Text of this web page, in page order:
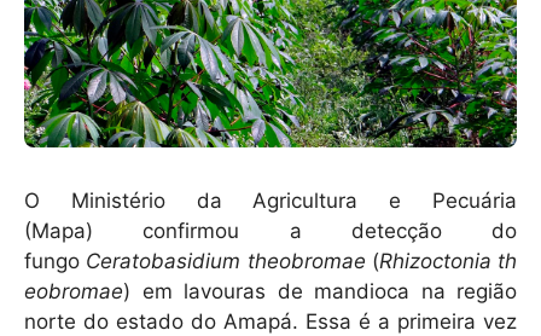
O Ministério da Agricultura e Pecuária
(Mapa) confirmou a detecção do
fungo Ceratobasidium theobromae (Rhizoctonia th
eobromae) em lavouras de mandioca na região
norte do estado do Amapá. Essa é a primeira vez